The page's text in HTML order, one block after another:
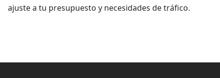
ajuste a tu presupuesto y necesidades de tráfico.